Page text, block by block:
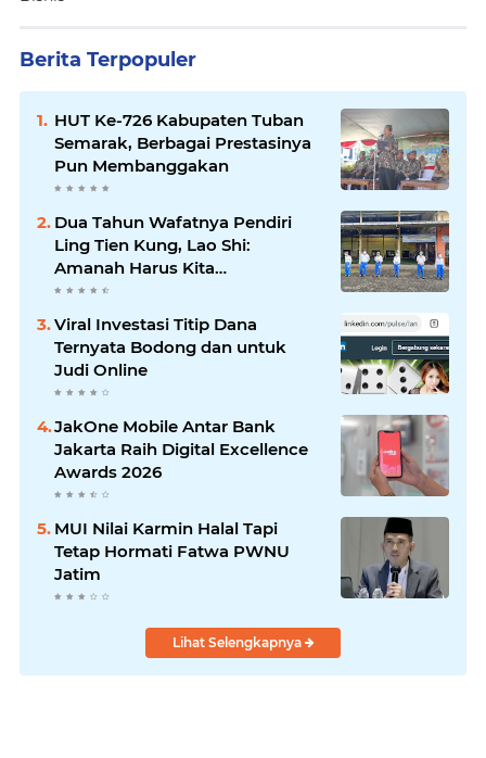
Berita Terpopuler
HUT Ke-726 Kabupaten Tuban
Semarak, Berbagai Prestasinya
Pun Membanggakan
Dua Tahun Wafatnya Pendiri
Ling Tien Kung, Lao Shi:
Amanah Harus Kita
Laksanakan!
Viral Investasi Titip Dana
Ternyata Bodong dan untuk
Judi Online
JakOne Mobile Antar Bank
Jakarta Raih Digital Excellence
Awards 2026
MUI Nilai Karmin Halal Tapi
Tetap Hormati Fatwa PWNU
Jatim
Lihat Selengkapnya